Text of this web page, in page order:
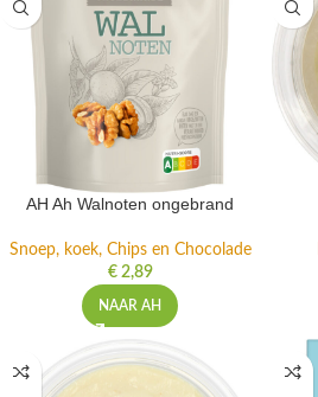
AH Ah Walnoten ongebrand
Snoep, koek, Chips en Chocolade
€2,89
NAAR AH